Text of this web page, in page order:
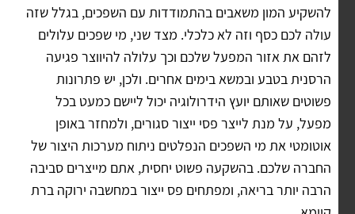
להשקיע המון משאבים בהתמודדות עם השפכים, בגלל שזה
עולה לכם כסף וזה לא כלכלי. מצד שני, מי שפכים עלולים
לזהם את אזור המפעל שלכם וכך עלולה להיווצר פגיעה
הרסנית בטבע ובמשא בימים אחרים. ולכן, יש פתרונות
פשוטים שאותם יועץ הידרולוגיה יכול ליישם כמעט בכל
מפעל, על מנת לייצר פסי ייצור סגורים, ולמחזר באופן
אוטומטי את מי השפכים הנפלטים ניתוח מערכות היצור של
החברה שלכם. בהשקעה פשוט יחסית, אתם מייצרים סביבה
הרבה יותר בריאה, ומפתחים פס ייצור במחשבה ירוקה ברת